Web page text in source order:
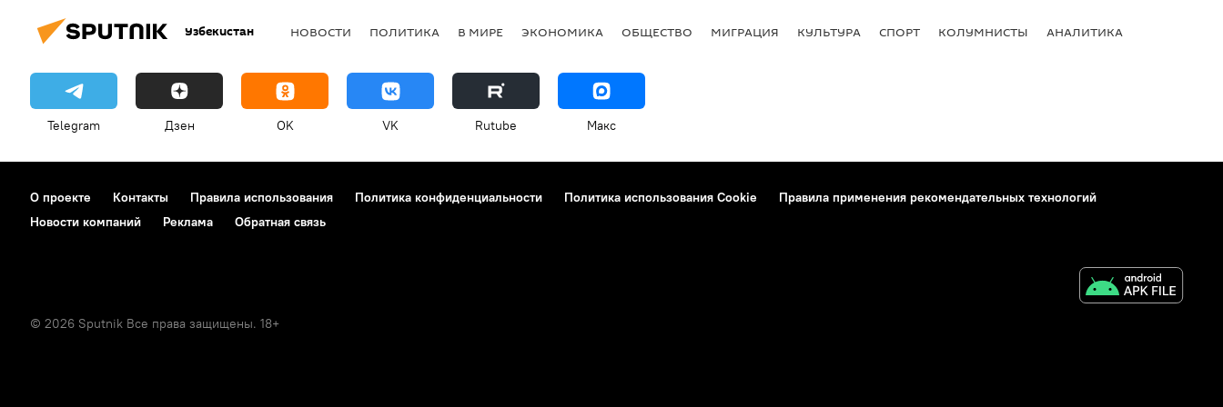
Узбекистан НОВОСТИ ПОЛИТИКА В МИРЕ ЭКОНОМИКА ОБЩЕСТВО МИГРАЦИЯ КУЛЬТУРА СПОРТ КОЛУМНИСТЫ АНАЛИТИКА
Telegram Дзен OK VK Rutube Макс
О проекте Контакты Правила использования Политика конфиденциальности Политика использования Cookie
Правила применения рекомендательных технологий
Новости компаний
Реклама Обратная связь
© 2026 Sputnik Все права защищены. 18+